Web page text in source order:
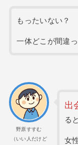
もったいない？
一体どこが間違
野原すすむ
（いい人だけど
出
る
女